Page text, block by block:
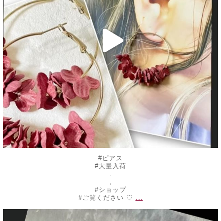
#ピアス
#大量入荷
.
,
#ショップ
#ご覧ください ♡ ...